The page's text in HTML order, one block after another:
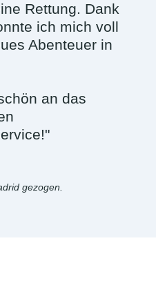
Rettung. Dank
ich mich voll
Abenteuer in
an das
gezogen.